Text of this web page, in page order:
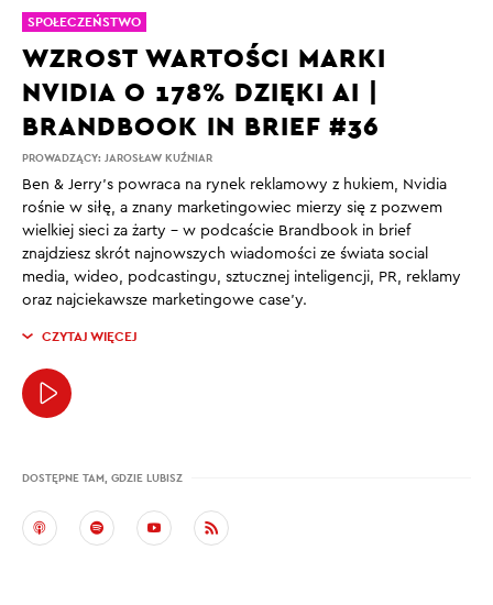
PROWADZĄCY: JAROSŁAW KUŹNIAR
WZROST WARTOŚCI MARKI
NVIDIA O 178% DZIĘKI AI |
BRANDBOOK IN BRIEF #36
Ben & Jerry’s powraca na rynek reklamowy z hukiem, Nvidia
rośnie w siłę, a znany marketingowiec mierzy się z pozwem
wielkiej sieci za żarty – w podcaście Brandbook in brief
znajdziesz skrót najnowszych wiadomości ze świata social
media, wideo, podcastingu, sztucznej inteligencji, PR, reklamy
oraz najciekawsze marketingowe case’y.
CZYTAJ WIĘCEJ
DOSTĘPNE TAM, GDZIE LUBISZ
SPOŁECZEŃSTWO